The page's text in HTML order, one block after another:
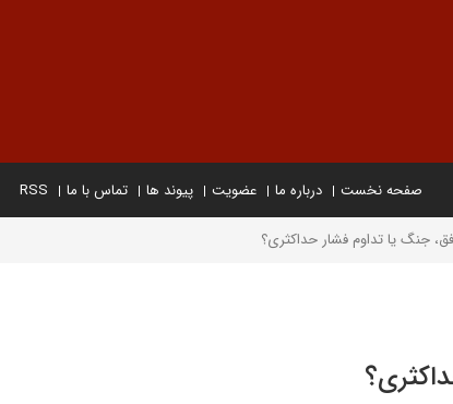
صفحه نخست درباره ما عضویت پیوند ها تماس با ما RSS
جنگ یا تداوم فشار حداکثری؟